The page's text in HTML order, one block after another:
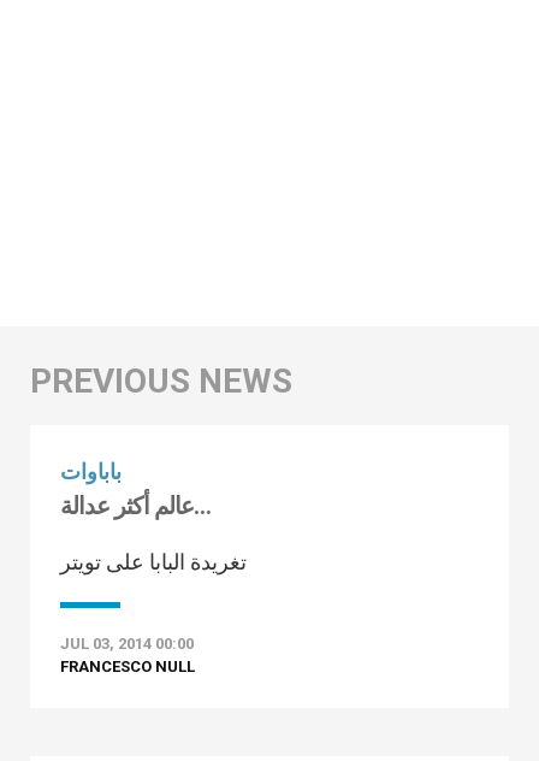
باباوات
عالم أكثر عدالة…
تغريدة البابا على تويتر
JUL 03, 2014 00:00
FRANCESCO NULL